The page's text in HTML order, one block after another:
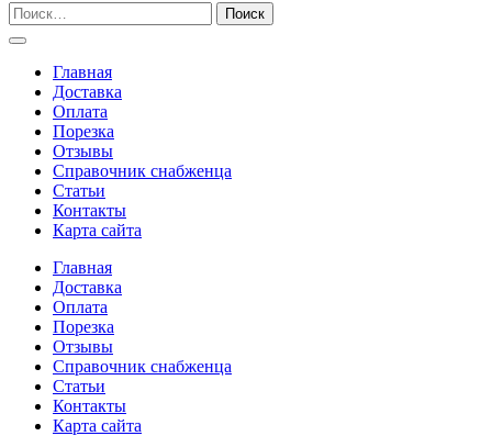
Главная
Доставка
Оплата
Порезка
Отзывы
Справочник снабженца
Статьи
Контакты
Карта сайта
Главная
Доставка
Оплата
Порезка
Отзывы
Справочник снабженца
Статьи
Контакты
Карта сайта